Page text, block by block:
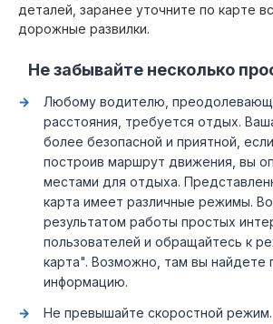
деталей, заранее уточните по карте
дорожные развилки.
Не забывайте несколько
Любому водителю,
расстояния, требуется отдых.
более безопасной и приятной,
построив маршрут движения, вы
местами для отдыха.
карта имеет различные режимы.
результатом работы простых
пользователей и обращайтесь к
карта". Возможно, там вы найдете
информацию.
Не превышайте скоростной режим.